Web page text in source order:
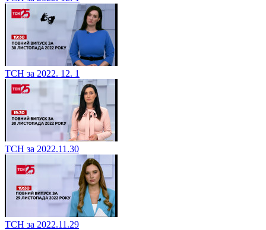
ТСН за 2022. 12. 1
ТСН за 2022.11.30
ТСН за 2022.11.29